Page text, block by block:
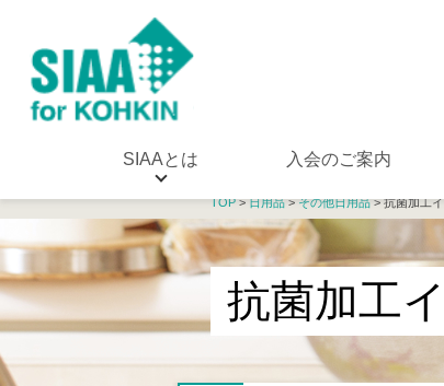
SIAAとは 入会のご案内
TOP>日用品>その他日用品> 抗菌加工
抗菌加工